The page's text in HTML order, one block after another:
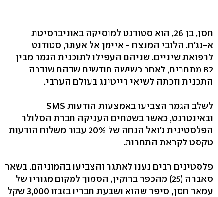
חסן, בן 26, הוא סטודנט למוסיקה באוניברסיטת
א-נג'ח. הלובי המנצח - איימן אל אעתר, סטודנט
לרפואת שיניים. שניהם העפילו לתוכנית הגמר מבין
82 מתחרים, לאחר כשישה חודשים שבהם שודרה
התכנית וזכתה לשיאי רייטינג בעולם הערבי.
לשלב הגמר הצביעו באמצעות הודעות SMS
ובאינטרנט, כאשר בשטחים העניקה חברת הסלולר
הפלסטינית ג'ואל הנחה של 20% עבור משלוח הודעות
טקסט לקראת התחרות.
פלסטינים רבים נענו לאתגר והצביעו בהמוניהם. בשאר
סאברה (25) מהכפר ברוקין, הסמוך למקום מגוריו של
עמאר חסן, סיפר שהוא ושבעת חבריו בזבזו 3,000 שקל